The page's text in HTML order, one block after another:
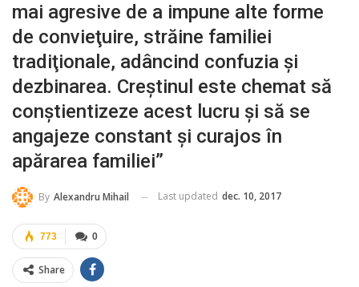
mai agresive de a impune alte forme
de convieţuire, străine familiei
tradiţionale, adâncind confuzia şi
dezbinarea. Creştinul este chemat să
conştientizeze acest lucru şi să se
angajeze constant şi curajos în
apărarea familiei”
By Alexandru Mihail Last updated dec. 10, 2017
0
773
Share